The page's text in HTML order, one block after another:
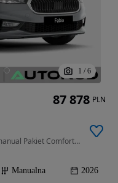
1 / 6
999 cm3 • 115 KM • Drive 1.0TSI 115KM manual Pakiet Comfort Plus Winter Plus
Manualna 2026
87 878 PLN